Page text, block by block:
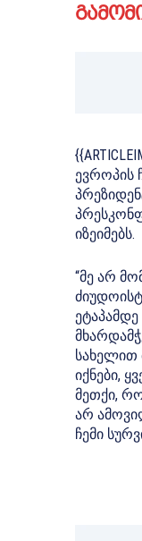
ევროპის
იზეიმებს.
“მე არ
სახელით
იქნები,
მეთქი,
არ
ჩემი